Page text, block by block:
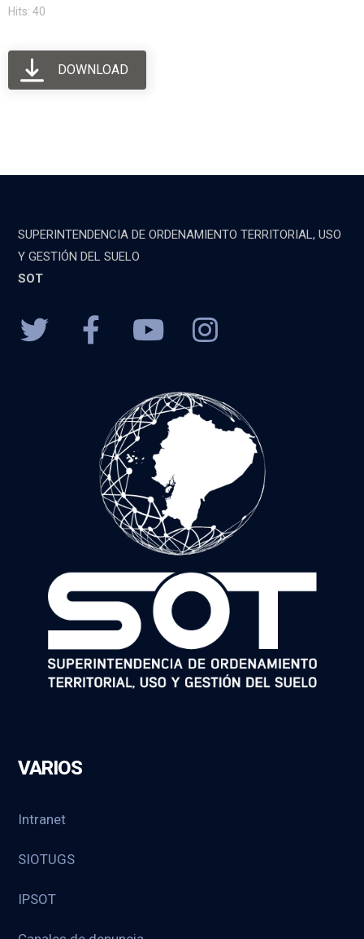
Hits: 40
DOWNLOAD
SUPERINTENDENCIA DE ORDENAMIENTO TERRITORIAL, USO
Y GESTIÓN DEL SUELO
SOT
VARIOS
Intranet
SIOTUGS
IPSOT